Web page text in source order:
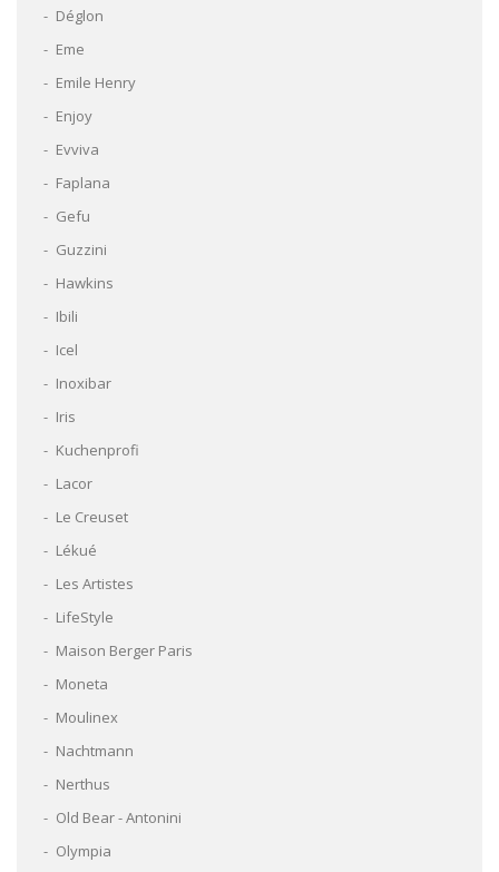
Déglon
Eme
Emile Henry
Enjoy
Evviva
Faplana
Gefu
Guzzini
Hawkins
Ibili
Icel
Inoxibar
Iris
Kuchenprofi
Lacor
Le Creuset
Lékué
Les Artistes
LifeStyle
Maison Berger Paris
Moneta
Moulinex
Nachtmann
Nerthus
Old Bear - Antonini
Olympia